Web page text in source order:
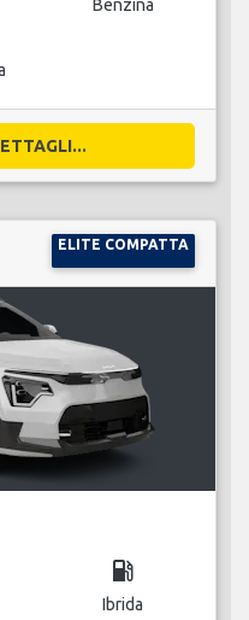
Benzina
ELITE COMPATTA
local_gas_station
Ibrida